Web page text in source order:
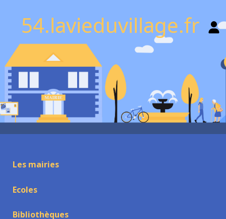
54.lavieduvillage.fr
Les mairies
Ecoles
Bibliothèques